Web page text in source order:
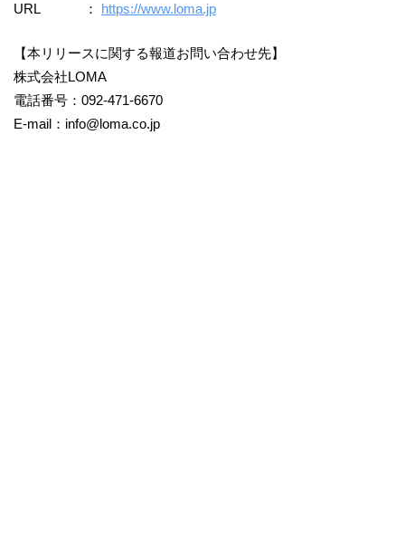
URL ： https://www.loma.jp
【本リリースに関する報道お問い合わせ先】
株式会社LOMA
電話番号：092-471-6670
E-mail：info@loma.co.jp